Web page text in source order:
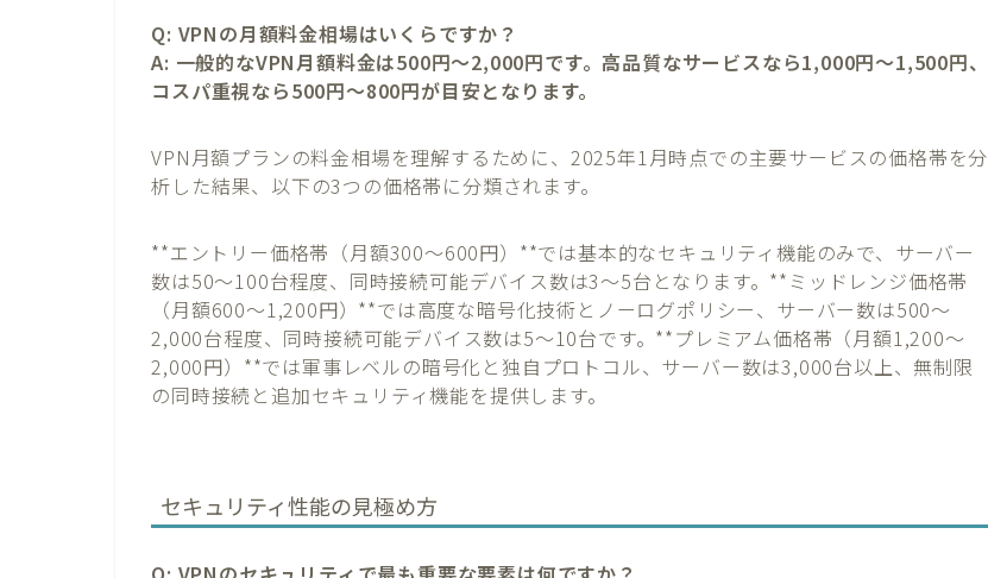
Q: VPNの月額料金相場はいくらですか？
A: 一般的なVPN月額料金は500円〜2,000円です。高品質なサービスなら1,000円〜1,500円、
コスパ重視なら500円〜800円が目安となります。
VPN月額プランの料金相場を理解するために、2025年1月時点での主要サービスの価格帯を分
析した結果、以下の3つの価格帯に分類されます。
**エントリー価格帯（月額300〜600円）**では基本的なセキュリティ機能のみで、サーバー
数は50〜100台程度、同時接続可能デバイス数は3〜5台となります。**ミッドレンジ価格帯
（月額600〜1,200円）**では高度な暗号化技術とノーログポリシー、サーバー数は500〜
2,000台程度、同時接続可能デバイス数は5〜10台です。**プレミアム価格帯（月額1,200〜
2,000円）**では軍事レベルの暗号化と独自プロトコル、サーバー数は3,000台以上、無制限
の同時接続と追加セキュリティ機能を提供します。
セキュリティ性能の見極め方